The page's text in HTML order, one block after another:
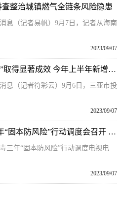
整治城镇燃气全链条风险隐患
息（记者易帆）9月7日，记者从海南
2023/09/07
三亚市投资促进“六大行动”取得显著成效 今年上半年新增签约项目414个
息（记者符彩云）9月6日，三亚市投
2023/09/07
海南自贸港封关前禁毒三年“固本防风险”行动调度会召开 琼海设分会场收听收看
三年“固本防风险”行动调度电视电
2023/09/07